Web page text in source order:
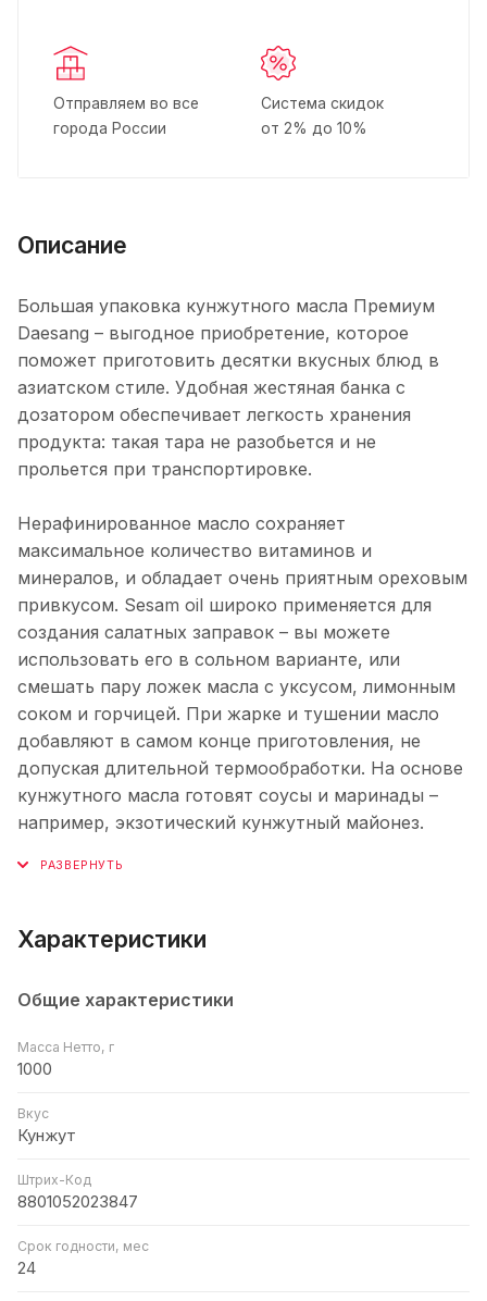
Отправляем во все
города России
Система скидок
от 2% до 10%
Описание
Большая упаковка кунжутного масла Премиум
Daesang – выгодное приобретение, которое
поможет приготовить десятки вкусных блюд в
азиатском стиле. Удобная жестяная банка с
дозатором обеспечивает легкость хранения
продукта: такая тара не разобьется и не
прольется при транспортировке.
Нерафинированное масло сохраняет
максимальное количество витаминов и
минералов, и обладает очень приятным ореховым
привкусом. Sesam oil широко применяется для
создания салатных заправок – вы можете
использовать его в сольном варианте, или
смешать пару ложек масла с уксусом, лимонным
соком и горчицей. При жарке и тушении масло
добавляют в самом конце приготовления, не
допуская длительной термообработки. На основе
кунжутного масла готовят соусы и маринады –
например, экзотический кунжутный майонез.
Характеристики
Общие характеристики
Масса Нетто, г
1000
Вкус
Кунжут
Штрих-Код
8801052023847
Срок годности, мес
24